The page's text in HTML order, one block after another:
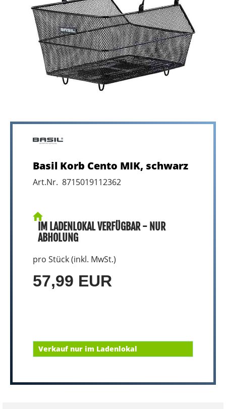
Basil Korb Cento MIK, schwarz
Art.Nr. 8715019112362
IM LADENLOKAL VERFÜGBAR - NUR
ABHOLUNG
pro Stück (inkl. MwSt.)
57,99 EUR
Verkauf nur im Ladenlokal